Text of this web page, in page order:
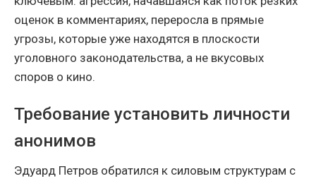
оценок в комментариях, переросла в прямые
угрозы, которые уже находятся в плоскости
уголовного законодательства, а не вкусовых
споров о кино.
Требование установить личности
анонимов
Эдуард Петров обратился к силовым структурам с